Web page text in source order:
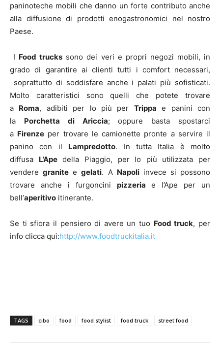
paninoteche mobili che danno un forte contributo anche
alla diffusione di prodotti enogastronomici nel nostro
Paese.
I Food trucks sono dei veri e propri negozi mobili, in
grado di garantire ai clienti tutti i comfort necessari,
soprattutto di soddisfare anche i palati più sofisticati.
Molto caratteristici sono quelli che potete trovare
a Roma, adibiti per lo più per Trippa e panini con
la Porchetta di Ariccia; oppure basta spostarci
a Firenze per trovare le camionette pronte a servire il
panino con il Lampredotto. In tutta Italia è molto
diffusa L’Apedella Piaggio, per lo più utilizzata per
venderegranite egelati. A Napoliinvece si possono
trovare anche i furgoncini pizzeria e l’Ape per un
bell’aperitivo itinerante.
Se ti sfiora il pensiero di avere un tuo Food truck, per
info clicca qui:http://www.foodtruckitalia.it
TAGS cibo food food stylist food truck street food